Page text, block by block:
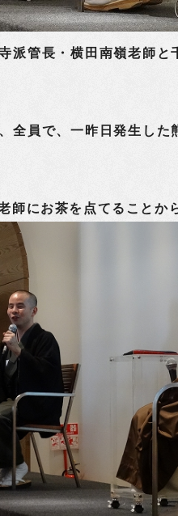
派管長・横田南嶺老師と
全員で、一昨日発生した
師にお茶を点てることか